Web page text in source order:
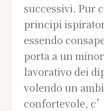
successivi. Pur
principi
essendo
porta a un
lavorativo dei
volendo un
confortevole,